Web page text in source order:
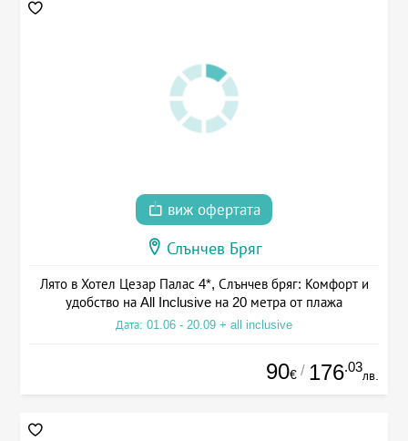
виж офертата
Слънчев Бряг
Лято в Хотел Цезар Палас 4*, Слънчев бряг: Комфорт и
удобство на All Inclusive на 20 метра от плажа
Дата: 01.06 - 20.09 + all inclusive
90€ / 176.03
лв.